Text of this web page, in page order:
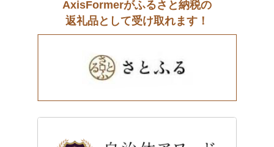
AxisFormerがふるさと納税の
返礼品として受け取れます！